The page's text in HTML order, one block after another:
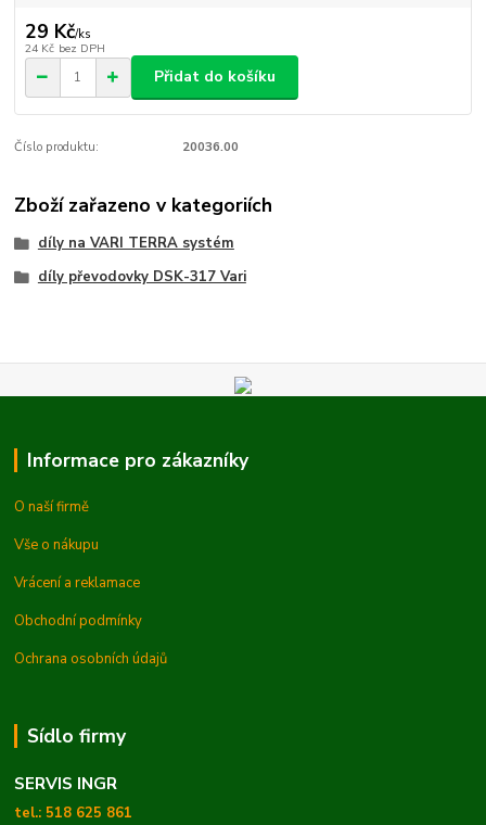
29 Kč/ks
24 Kč bez DPH
Přidat do košíku
Číslo produktu: 20036.00
Zboží zařazeno v kategoriích
díly na VARI TERRA systém
díly převodovky DSK-317 Vari
Informace pro zákazníky
O naší firmě
Vše o nákupu
Vrácení a reklamace
Obchodní podmínky
Ochrana osobních údajů
Sídlo firmy
SERVIS INGR
tel.: 518 625 861